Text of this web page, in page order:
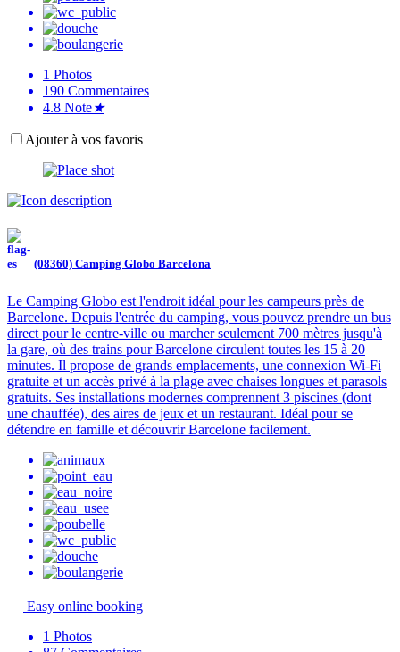
1 Photos
190 Commentaires
4.8 Note★
Ajouter à vos favoris
(08360) Camping Globo Barcelona
Le Camping Globo est l'endroit idéal pour les campeurs près de
Barcelone. Depuis l'entrée du camping, vous pouvez prendre un bus
direct pour le centre-ville ou marcher seulement 700 mètres jusqu'à
la gare, où des trains pour Barcelone circulent toutes les 15 à 20
minutes. Il propose de grands emplacements, une connexion Wi-Fi
gratuite et un accès privé à la plage avec chaises longues et parasols
gratuits. Ses installations modernes comprennent 3 piscines (dont
une chauffée), des aires de jeux et un restaurant. Idéal pour se
détendre en famille et découvrir Barcelone facilement.
Easy online booking
1 Photos